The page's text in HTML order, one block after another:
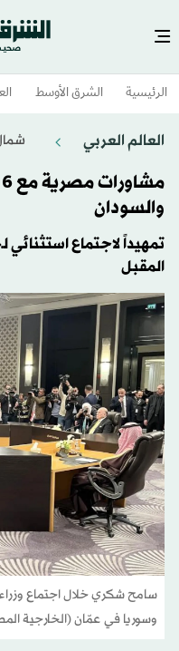
الرئيسية الشرق الأوسط​
العالم العربي
والسودان
تمهيداً لاجتماع استثنائي
المقبل
سامح شكري خلال اجتماع
وسوريا في عمّان (الخارجية